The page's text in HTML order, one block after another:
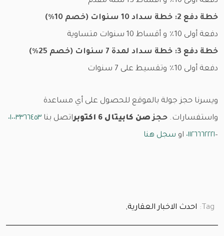
خطة دفع 2: خطة سداد 10 سنوات (خصم 10٪)
دفعة أولى 10٪ و أقساط 10 سنوات متساوية
خطة دفع 3: خطة سداد لمدة 7 سنوات (خصم 25٪)
دفعة أولى 10٪ وتقسيط على 7 سنوات
ويسرنا حجز جولة بالموقع للحصول على أي مساعدة
واستفسارات. حجزصن كابيتال 6 اكتوبر اتصل بنا ٠١٠٠٣٣٦٦٤٥٣
–٠١١٢٦٦٦٢٢٢١ او سجل هنا
Tag: احدث الاخبار العقارية,